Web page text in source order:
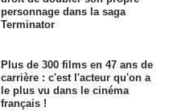
personnage dans la saga
Terminator
Plus de 300 films en 47 ans de
carrière : c'est l'acteur qu'on a
le plus vu dans le cinéma
français !